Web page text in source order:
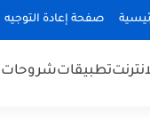
صفحة إعادة التوجيه
تطبيقاتشروحات